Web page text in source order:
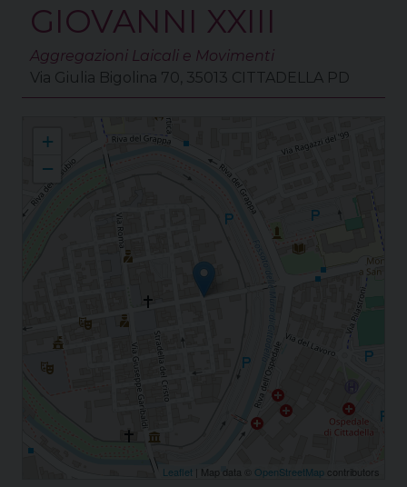
GIOVANNI XXIII
Aggregazioni Laicali e Movimenti
Via Giulia Bigolina 70, 35013 CITTADELLA PD
Cittadella Santi Prosdocimo e Donato
+
−
Leaflet | Map data © OpenStreetMap contributors